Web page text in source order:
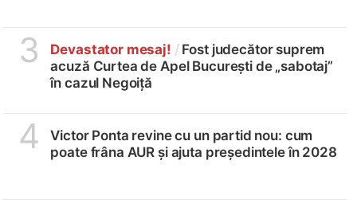
3 Devastator mesaj! / Fost judecător suprem
acuză Curtea de Apel București de „sabotaj”
în cazul Negoiță
4
Victor Ponta revine cu un partid nou: cum
poate frâna AUR și ajuta președintele în 2028